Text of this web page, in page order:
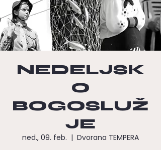
NEDELJSK
O
BOGOSLUŽ
JE
ned., 09. feb.
  |
Dvorana TEMPERA